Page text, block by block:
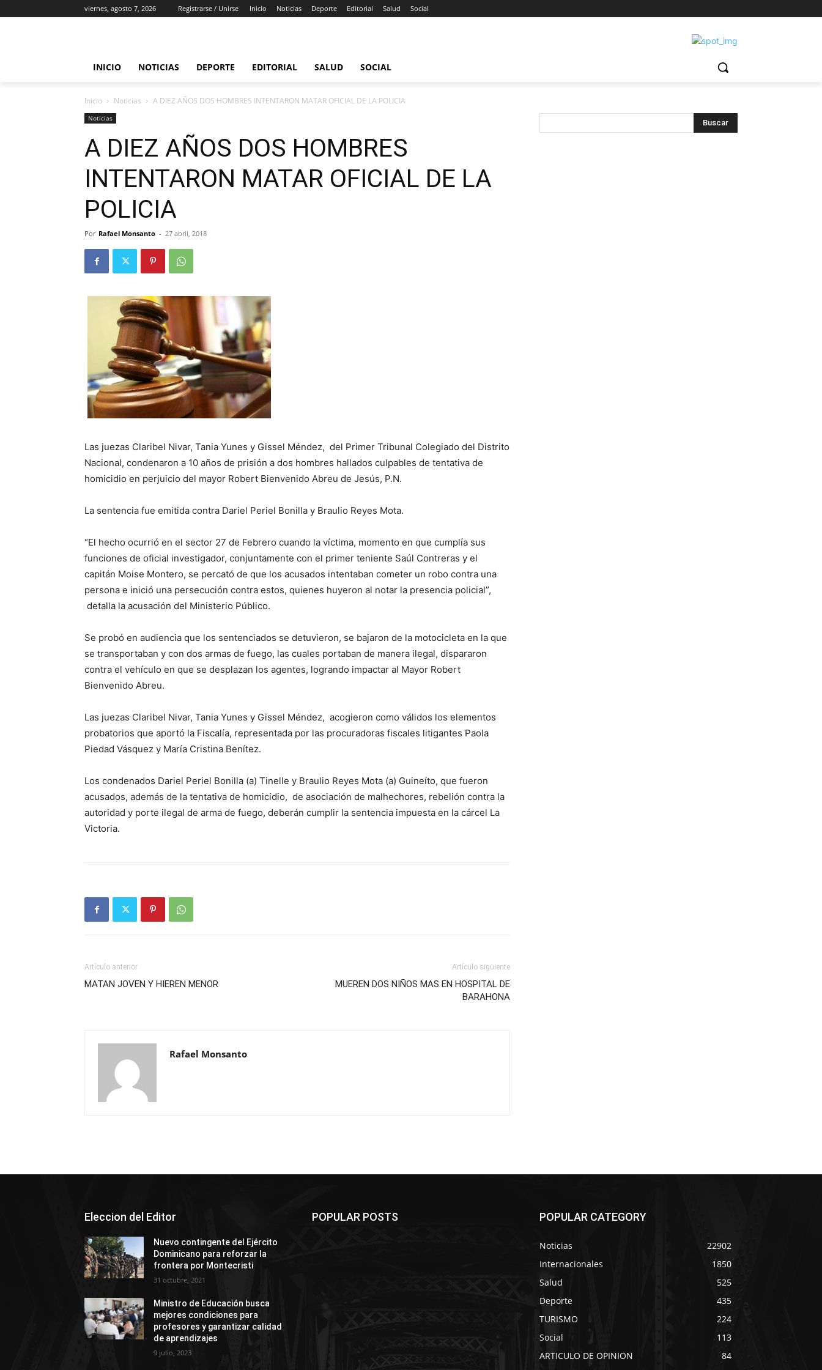
viernes, agosto 7, 2026 Registrarse / Unirse Inicio Noticias Deporte Editorial Salud Social
INICIO NOTICIAS DEPORTE EDITORIAL SALUD SOCIAL
Inicio Noticias A DIEZ AÑOS DOS HOMBRES INTENTARON MATAR OFICIAL DE LA POLICIA
Noticias
A DIEZ AÑOS DOS HOMBRES
INTENTARON MATAR OFICIAL DE LA
POLICIA
Por Rafael Monsanto - 27 abril, 2018
Las juezas Claribel Nivar, Tania Yunes y Gissel Méndez, del Primer Tribunal Colegiado del Distrito
Nacional, condenaron a 10 años de prisión a dos hombres hallados culpables de tentativa de
homicidio en perjuicio del mayor Robert Bienvenido Abreu de Jesús, P.N.
La sentencia fue emitida contra Dariel Periel Bonilla y Braulio Reyes Mota.
“El hecho ocurrió en el sector 27 de Febrero cuando la víctima, momento en que cumplía sus
funciones de oficial investigador, conjuntamente con el primer teniente Saúl Contreras y el
capitán Moise Montero, se percató de que los acusados intentaban cometer un robo contra una
persona e inició una persecución contra estos, quienes huyeron al notar la presencia policial”,
detalla la acusación del Ministerio Público.
Se probó en audiencia que los sentenciados se detuvieron, se bajaron de la motocicleta en la que
se transportaban y con dos armas de fuego, las cuales portaban de manera ilegal, dispararon
contra el vehículo en que se desplazan los agentes, logrando impactar al Mayor Robert
Bienvenido Abreu.
Las juezas Claribel Nivar, Tania Yunes y Gissel Méndez, acogieron como válidos los elementos
probatorios que aportó la Fiscalía, representada por las procuradoras fiscales litigantes Paola
Piedad Vásquez y María Cristina Benítez.
Los condenados Dariel Periel Bonilla (a) Tinelle y Braulio Reyes Mota (a) Guineíto, que fueron
acusados, además de la tentativa de homicidio, de asociación de malhechores, rebelión contra la
autoridad y porte ilegal de arma de fuego, deberán cumplir la sentencia impuesta en la cárcel La
Victoria.
Artículo anterior
MATAN JOVEN Y HIEREN MENOR
Artículo siguiente
MUEREN DOS NIÑOS MAS EN HOSPITAL DE
BARAHONA
Rafael Monsanto
Eleccion del Editor
Nuevo contingente del Ejército
Dominicano para reforzar la
frontera por Montecristi
31 octubre, 2021
Ministro de Educación busca
mejores condiciones para
profesores y garantizar calidad
de aprendizajes
9 julio, 2023
POPULAR POSTS POPULAR CATEGORY
Noticias
22902
Internacionales
1850
Salud
525
Deporte
435
TURISMO
224
Social
113
ARTICULO DE OPINION
84